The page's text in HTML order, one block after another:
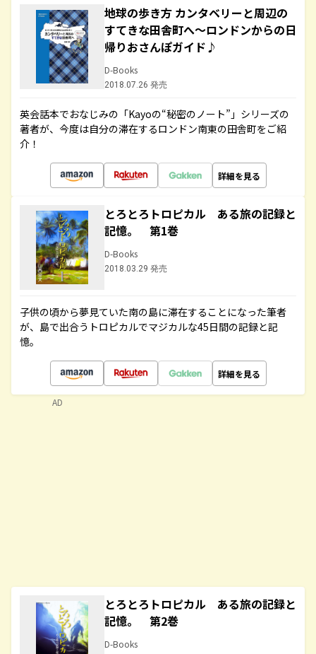
地球の歩き方 カンタベリーと周辺の
すてきな田舎町へ～ロンドンからの日
帰りおさんぽガイド♪
D-Books
2018.07.26 発売
英会話本でおなじみの「Kayoの“秘密のノート”」シリーズの
著者が、今度は自分の滞在するロンドン南東の田舎町をご紹
介！
詳細を見る
とろとろトロピカル ある旅の記録と
記憶。 第1巻
D-Books
2018.03.29 発売
子供の頃から夢見ていた南の島に滞在することになった筆者
が、島で出合うトロピカルでマジカルな45日間の記録と記
憶。
詳細を見る
とろとろトロピカル ある旅の記録と
記憶。 第2巻
D-Books
AD